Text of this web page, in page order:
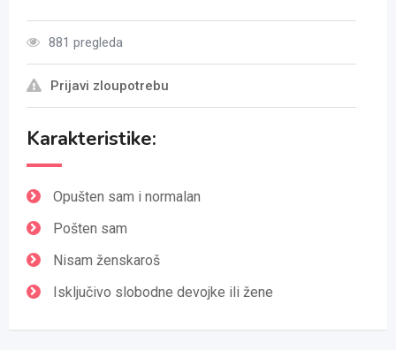
881 pregleda
Prijavi zloupotrebu
Karakteristike:
Opušten sam i normalan
Pošten sam
Nisam ženskaroš
Isključivo slobodne devojke ili žene